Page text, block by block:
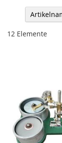
12 Elemente